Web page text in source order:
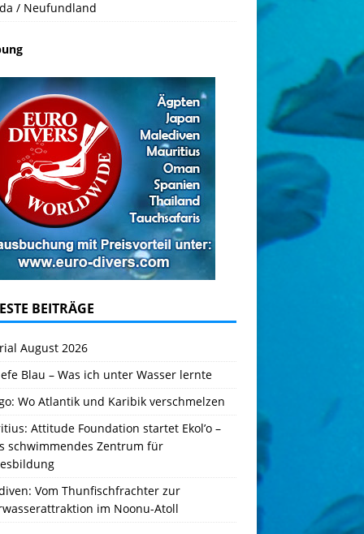
/ Neufundland
BEITRÄGE
August 2026
Blau – Was ich unter Wasser lernte
Wo Atlantik und Karibik verschmelzen
Attitude Foundation startet Ekol’o –
schwimmendes Zentrum für
Vom Thunfischfrachter zur
im Noonu-Atoll